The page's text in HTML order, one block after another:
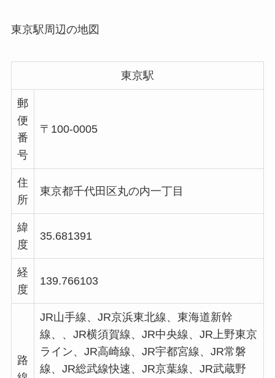
東京駅周辺の地図
東京駅
郵
便
番
号
〒100-0005
住
所
東京都千代田区丸の内一丁目
緯
度
35.681391
経
度
139.766103
路
JR山手線、JR京浜東北線、東海道新幹
線、、JR横須賀線、JR中央線、JR上野東京
ライン、JR高崎線、JR宇都宮線、JR常磐
線、JR総武線快速、JR京葉線、JR武蔵野